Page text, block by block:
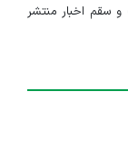
سقم اخبار منتشر